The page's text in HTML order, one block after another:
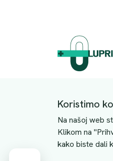
JIB:
Koristimo
Na našoj web
Klikom na
kako biste dali